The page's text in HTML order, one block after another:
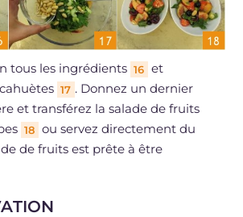
tous les ingrédients 16 et
17 . Donnez un dernier
et transférez la salade de fruits
18 ou servez directement du
de fruits est prête à être